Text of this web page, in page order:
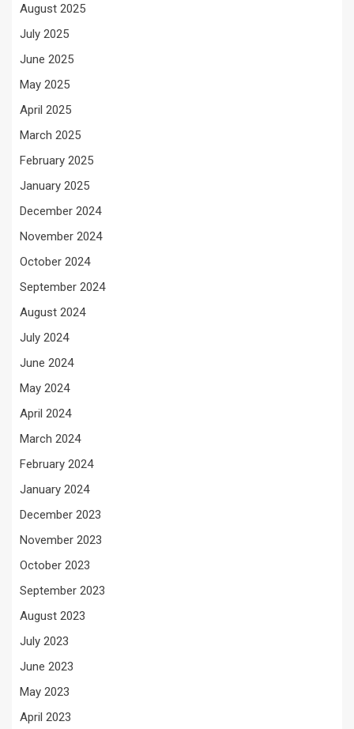
August 2025
July 2025
June 2025
May 2025
April 2025
March 2025
February 2025
January 2025
December 2024
November 2024
October 2024
September 2024
August 2024
July 2024
June 2024
May 2024
April 2024
March 2024
February 2024
January 2024
December 2023
November 2023
October 2023
September 2023
August 2023
July 2023
June 2023
May 2023
April 2023